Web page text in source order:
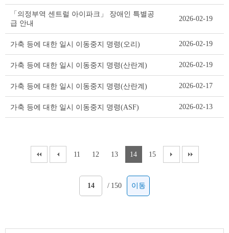
「의정부역 센트럴 아이파크」 장애인 특별공
급 안내
2026-02-19
가축 등에 대한 일시 이동중지 명령(오리) 2026-02-19
가축 등에 대한 일시 이동중지 명령(산란계) 2026-02-19
가축 등에 대한 일시 이동중지 명령(산란계) 2026-02-17
가축 등에 대한 일시 이동중지 명령(ASF) 2026-02-13
11 12 13 14 15
/ 150 이동